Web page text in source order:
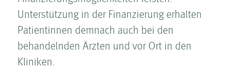
Unterstützung in der Finanzierung erhalten
Patientinnen demnach auch bei den
behandelnden Ärzten und vor Ort in den
Kliniken.